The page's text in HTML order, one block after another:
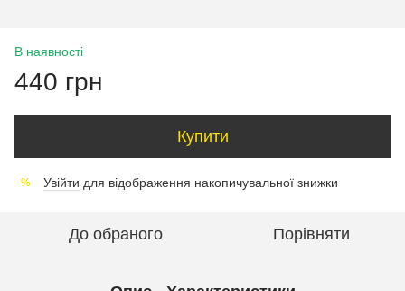
В наявності
440 грн
Купити
% Увійти для відображення накопичувальної знижки
До обраного Порівняти